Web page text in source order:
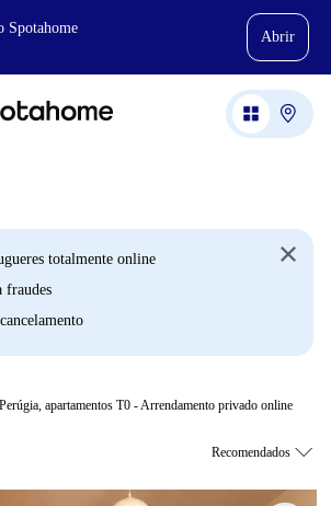
Spotahome
Abrir
totalmente online
fraudes
apartamentos T0 - Arrendamento privado online